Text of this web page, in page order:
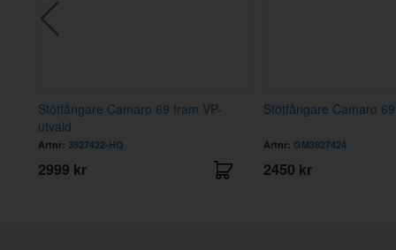
Stötfångare Camaro 69 fram VP-
utvald
Artnr: 3927422-HQ
2999 kr
Stötfångare Camaro
Artnr: GM3927424
2450 kr